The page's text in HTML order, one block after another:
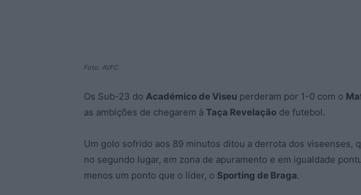
Foto: AVFC
Os Sub-23 do Académico de Viseu perderam por 1-0 com o
as ambições de chegarem à Taça Revelação de futebol.
Um golo sofrido aos 89 minutos ditou a derrota dos viseenses,
no segundo lugar, em zona de apuramento e em igualdade
menos um ponto que o líder, o Sporting de Braga.